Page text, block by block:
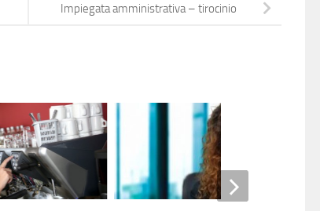
Impiegata amministrativa – tirocinio